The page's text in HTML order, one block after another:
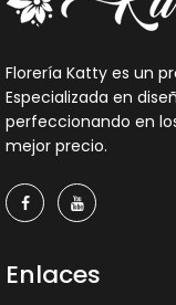
Florería Katty es un
Especializada en
perfeccionando en
mejor precio.
Enlaces